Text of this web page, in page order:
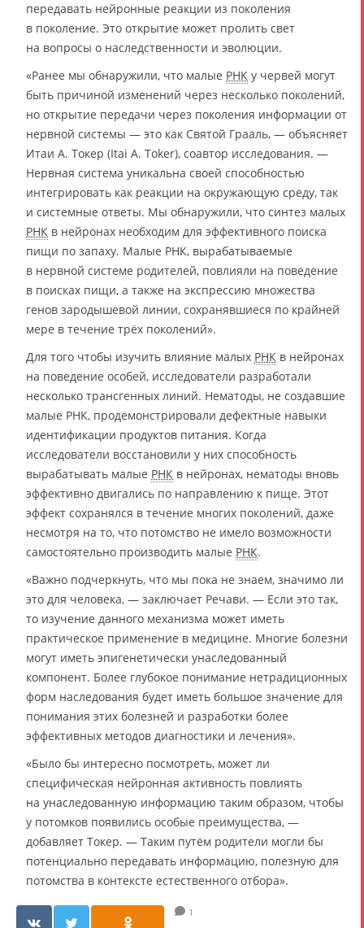
передавать нейронные реакции из поколения
в поколение. Это открытие может пролить свет
на вопросы о наследственности и эволюции.
«Ранее мы обнаружили, что малые РНК у червей могут
быть причиной изменений через несколько поколений,
но открытие передачи через поколения информации от
нервной системы — это как Святой Грааль, — объясняет
Итаи А. Токер (Itai A. Toker), соавтор исследования. —
Нервная система уникальна своей способностью
интегрировать как реакции на окружающую среду, так
и системные ответы. Мы обнаружили, что синтез малых
РНК в нейронах необходим для эффективного поиска
пищи по запаху. Малые РНК, вырабатываемые
в нервной системе родителей, повлияли на поведение
в поисках пищи, а также на экспрессию множества
генов зародышевой линии, сохранявшиеся по крайней
мере в течение трёх поколений».
Для того чтобы изучить влияние малых РНК в нейронах
на поведение особей, исследователи разработали
несколько трансгенных линий. Нематоды, не создавшие
малые РНК, продемонстрировали дефектные навыки
идентификации продуктов питания. Когда
исследователи восстановили у них способность
вырабатывать малые РНК в нейронах, нематоды вновь
эффективно двигались по направлению к пище. Этот
эффект сохранялся в течение многих поколений, даже
несмотря на то, что потомство не имело возможности
самостоятельно производить малые РНК.
«Важно подчеркнуть, что мы пока не знаем, значимо ли
это для человека, — заключает Речави. — Если это так,
то изучение данного механизма может иметь
практическое применение в медицине. Многие болезни
могут иметь эпигенетически унаследованный
компонент. Более глубокое понимание нетрадиционных
форм наследования будет иметь большое значение для
понимания этих болезней и разработки более
эффективных методов диагностики и лечения».
«Было бы интересно посмотреть, может ли
специфическая нейронная активность повлиять
на унаследованную информацию таким образом, чтобы
у потомков появились особые преимущества, —
добавляет Токер. — Таким путём родители могли бы
потенциально передавать информацию, полезную для
потомства в контексте естественного отбора».
1